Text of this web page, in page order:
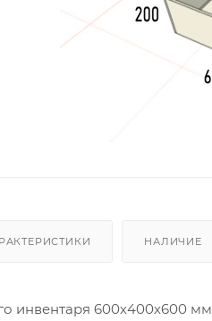
НАЛИЧИЕ
инвентаря 600х400х600 мм